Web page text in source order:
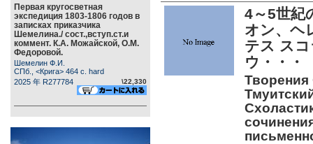
Первая кругосветная
экспедиция 1803-1806 годов в
записках приказчика
Шемелина./ сост.,вступ.ст.и
коммент. К.А. Можайской, О.М.
Федоровой.
Шемелин Ф.И.
СПб., <Крига> 464 c. hard
2025 年 R277784
\22,330
4～5世
オン、ヘ
テス ス
ウ・・・
Творения